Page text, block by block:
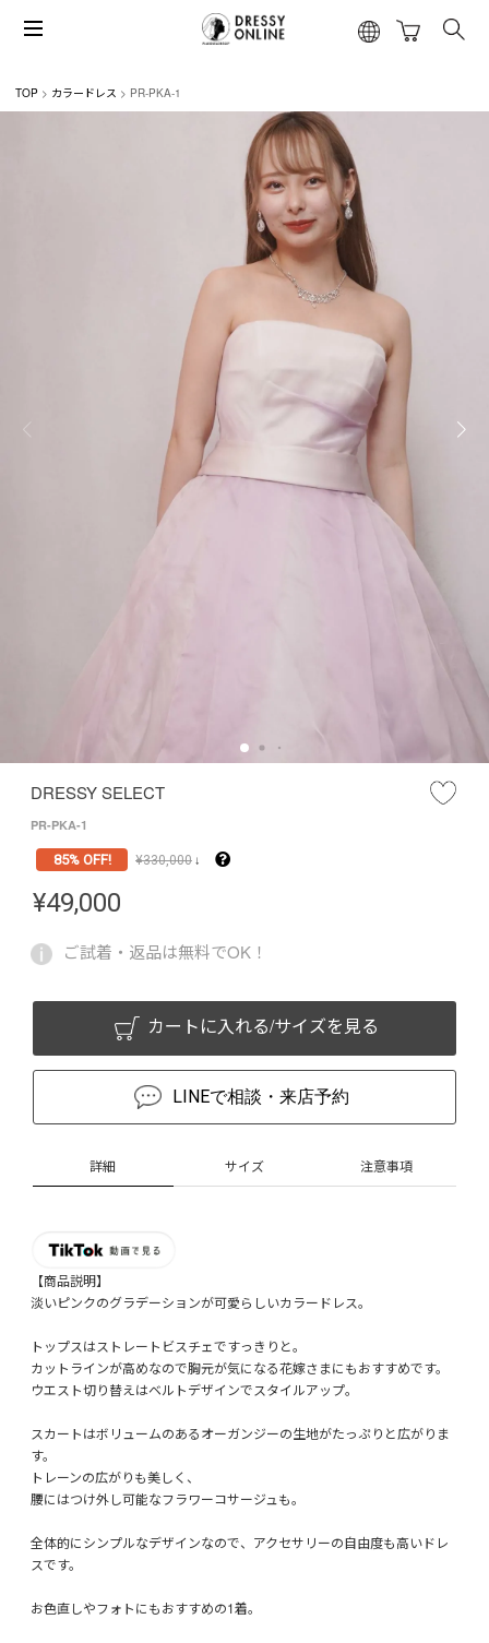
TOP カラードレス PR-PKA-1
DRESSY SELECT
PR-PKA-1
¥330,000↓
85% OFF!
¥49,000
ご試着・返品は無料でOK！
カートに入れる/サイズを見る
LINEで相談・来店予約
詳細 サイズ 注意事項
【商品説明】
淡いピンクのグラデーションが可愛らしいカラードレス。
トップスはストレートビスチェですっきりと。
カットラインが高めなので胸元が気になる花嫁さまにもおすすめです。
ウエスト切り替えはベルトデザインでスタイルアップ。
スカートはボリュームのあるオーガンジーの生地がたっぷりと広がりま
す。
トレーンの広がりも美しく、
腰にはつけ外し可能なフラワーコサージュも。
全体的にシンプルなデザインなので、アクセサリーの自由度も高いドレ
スです。
お色直しやフォトにもおすすめの1着。